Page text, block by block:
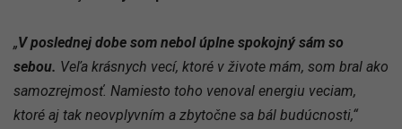
„V poslednej dobe som nebol úplne spokojný sám so
sebou. Veľa krásnych vecí, ktoré v živote mám, som bral ako
samozrejmosť. Namiesto toho venoval energiu veciam,
ktoré aj tak neovplyvním a zbytočne sa bál budúcnosti,“